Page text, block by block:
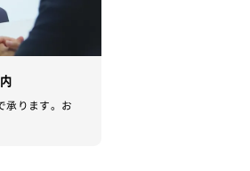
承ります。お